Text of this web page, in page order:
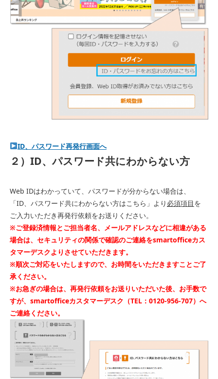
ID、パスワード再発行画面へ
２）ID、パスワード共にわからない方
Web IDはわかっていて、パスワードが分からない場合は、
「ID、パスワード共にわからない方はこちら」より 必須項目を
ご入力いただき再発行依頼をお送りください。
※ご登録済情報とご担当者名、メールアドレスなどに相違がある
場合は、セキュリティの関係で確認のご連絡をsmartofficeカス
タマーデスクよりさせていただきます。
※順次ご対応をいたしますので、お時間をいただきますことご了
承ください。
※お急ぎの場合は、再発行依頼をお送りいただいた後、お手数で
すが、smartofficeカスタマーデスク（TEL：0120-956-707）へ
ご連絡ください。